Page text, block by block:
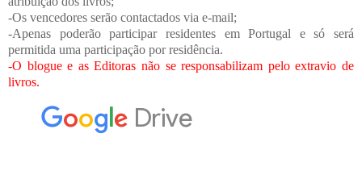
-Os vencedores serão contactados via e-mail;
-Apenas poderão participar residentes em Portugal e só será
permitida uma participação por residência.
-O blogue e as Editoras não se responsabilizam pelo extravio de
livros.